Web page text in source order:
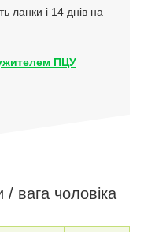
ланки і 14 днів на
ПЦУ
вага чоловіка